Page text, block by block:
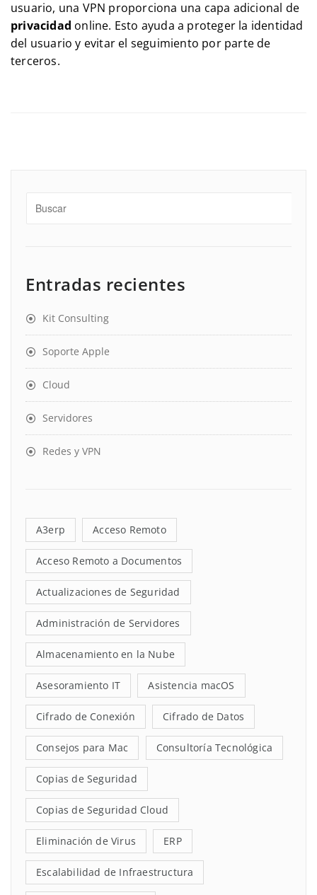
usuario, una VPN proporciona una capa adicional de
privacidad online. Esto ayuda a proteger la identidad
del usuario y evitar el seguimiento por parte de
terceros.
Entradas recientes
Kit Consulting
Soporte Apple
Cloud
Servidores
Redes y VPN
A3erp Acceso Remoto
Acceso Remoto a Documentos
Actualizaciones de Seguridad
Administración de Servidores
Almacenamiento en la Nube
Asesoramiento IT Asistencia macOS
Cifrado de Conexión Cifrado de Datos
Consejos para Mac Consultoría Tecnológica
Copias de Seguridad
Copias de Seguridad Cloud
Eliminación de Virus ERP
Escalabilidad de Infraestructura